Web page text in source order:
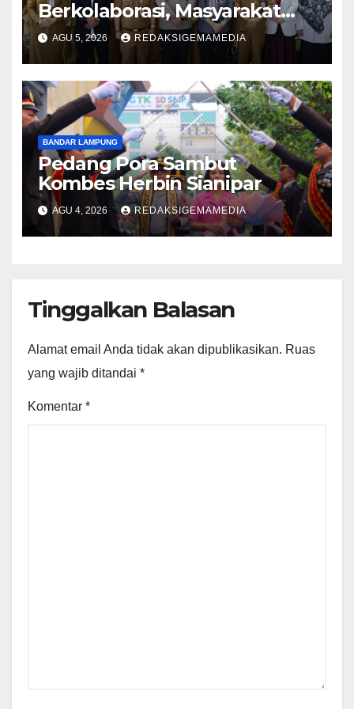
Berkolaborasi, Masyarakat
Menjadi Pihak yang Paling
Terlindungi
AGU 5, 2026 REDAKSIGEMAMEDIA
BANDAR LAMPUNG
Pedang Pora Sambut
Kombes Herbin Sianipar
AGU 4, 2026 REDAKSIGEMAMEDIA
Tinggalkan Balasan
Alamat email Anda tidak akan dipublikasikan. Ruas
yang wajib ditandai *
Komentar *